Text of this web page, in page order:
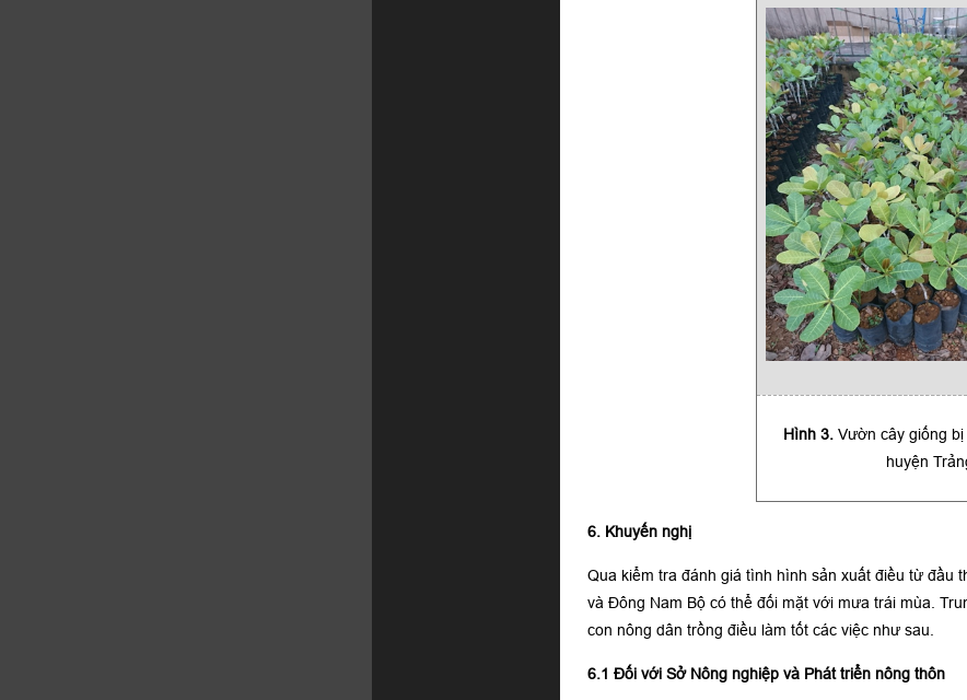
Hình 3.Vườn cây giống bị
huyện
6. Khuyến nghị
Qua kiểm tra đánh giá tình hình sản xuất điều từ đầu
và Đông Nam Bộ có thể đối mặt với mưa trái mùa.
con nông dân trồng điều làm tốt các việc như sau.
6.1 Đối với Sở Nông nghiệp và Phát triển nông thôn